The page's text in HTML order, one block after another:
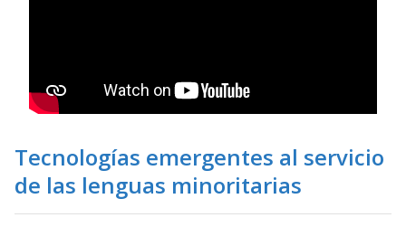
Tecnologías emergentes al servicio
de las lenguas minoritarias